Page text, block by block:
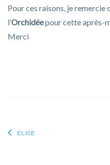
Pour ces raisons, je remercie
l’Orchidéepour cette après-
Merci
Navigation
ELISE